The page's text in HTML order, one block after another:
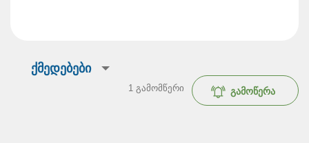
ქმედებები
გამოწერა
1 გამომწერი